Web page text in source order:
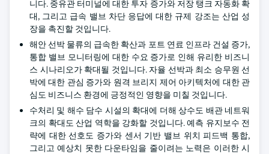
니다. 중유관 터미널에 대한 투자 증가와 저장 탱크 자동화 확
대, 그리고 급속 밸브 차단 응답에 대한 규제 강조는 산업 성
장을 촉진할 것입니다.
해안 선박 물류의 급속한 확산과 포트 연료 인프라 건설 증가,
통합 밸브 모니터링에 대한 수요 증가로 인해 유리한 비즈니
스 시나리오가 확대될 것입니다. 자율 선박과 최소 승무원 선
박에 대한 관심 증가와 원격 브리지 제어 아키텍처에 대한 관
심도 비즈니스 환경에 긍정적인 영향을 미칠 것입니다.
수처리 및 해수 담수 시설의 확대에 더해 상수도 배관 네트워
크의 확대도 산업 역학을 강화할 것입니다. 예측 유지보수 전
략에 대한 선호도 증가와 센서 기반 밸브 위치 피드백 통합,
그리고 예상치 못한 다운타임을 줄이려는 노력은 이러한 시